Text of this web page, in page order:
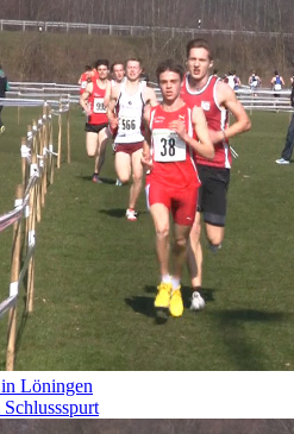
Löningen